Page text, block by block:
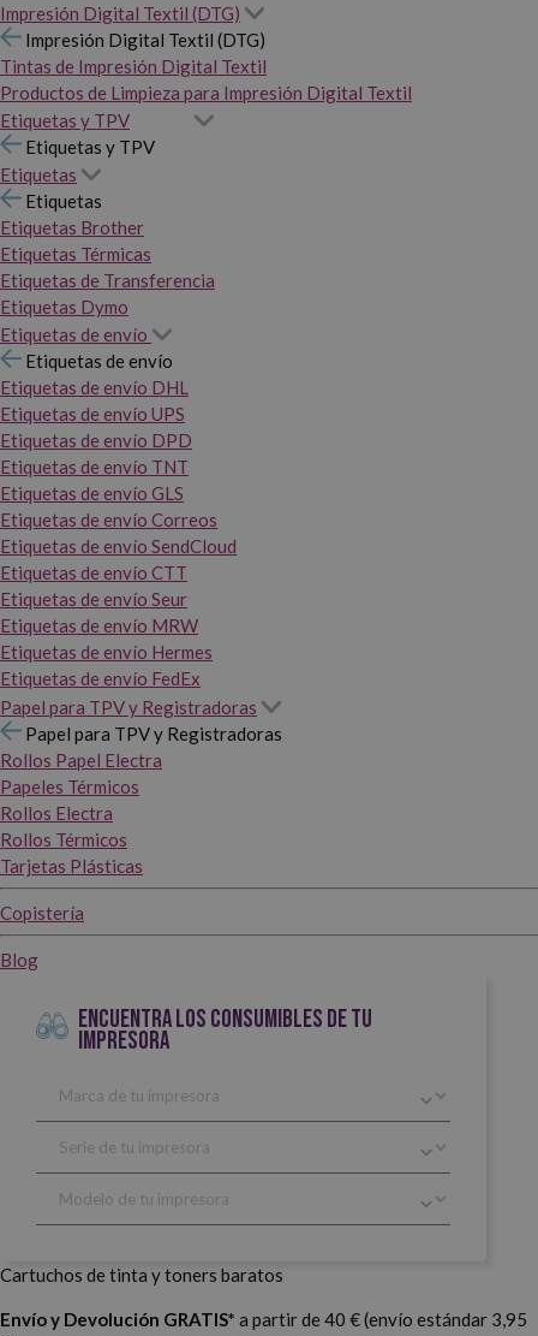
Impresión Digital Textil (DTG)
Impresión Digital Textil (DTG)
Tintas de Impresión Digital Textil
Productos de Limpieza para Impresión Digital Textil
Etiquetas y TPV
Etiquetas y TPV
Etiquetas
Etiquetas
Etiquetas Brother
Etiquetas Térmicas
Etiquetas de Transferencia
Etiquetas Dymo
Etiquetas de envío
Etiquetas de envío
Etiquetas de envío DHL
Etiquetas de envío UPS
Etiquetas de envío DPD
Etiquetas de envío TNT
Etiquetas de envío GLS
Etiquetas de envío Correos
Etiquetas de envío SendCloud
Etiquetas de envío CTT
Etiquetas de envío Seur
Etiquetas de envío MRW
Etiquetas de envío Hermes
Etiquetas de envío FedEx
Papel para TPV y Registradoras
Papel para TPV y Registradoras
Rollos Papel Electra
Papeles Térmicos
Rollos Electra
Rollos Térmicos
Tarjetas Plásticas
Copistería
Blog
ENCUENTRA LOS CONSUMIBLES DE TU
IMPRESORA
Cartuchos de tinta y toners baratos
Envío y Devolución GRATIS* a partir de 40 € (envío estándar 3,95